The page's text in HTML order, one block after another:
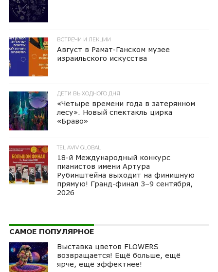
ВСТРЕЧИ И ЛЕКЦИИ
Август в Рамат-Ганском музее
израильского искусства
ДЕТИ ВЫХОДНОГО ДНЯ
«Четыре времени года в затерянном
лесу». Новый спектакль цирка
«Браво»
TEL AVIV GLOBAL
18-й Международный конкурс
пианистов имени Артура
Рубинштейна выходит на финишную
прямую! Гранд-финал 3–9 сентября,
2026
САМОЕ ПОПУЛЯРНОЕ
Выставка цветов FLOWERS
возвращается! Ещё больше, ещё
ярче, ещё эффектнее!